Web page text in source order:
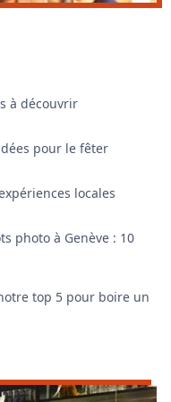
à découvrir
pour le fêter
locales
photo à Genève : 10
top 5 pour boire un